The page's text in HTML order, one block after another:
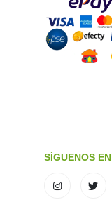
SÍGUENOS EN